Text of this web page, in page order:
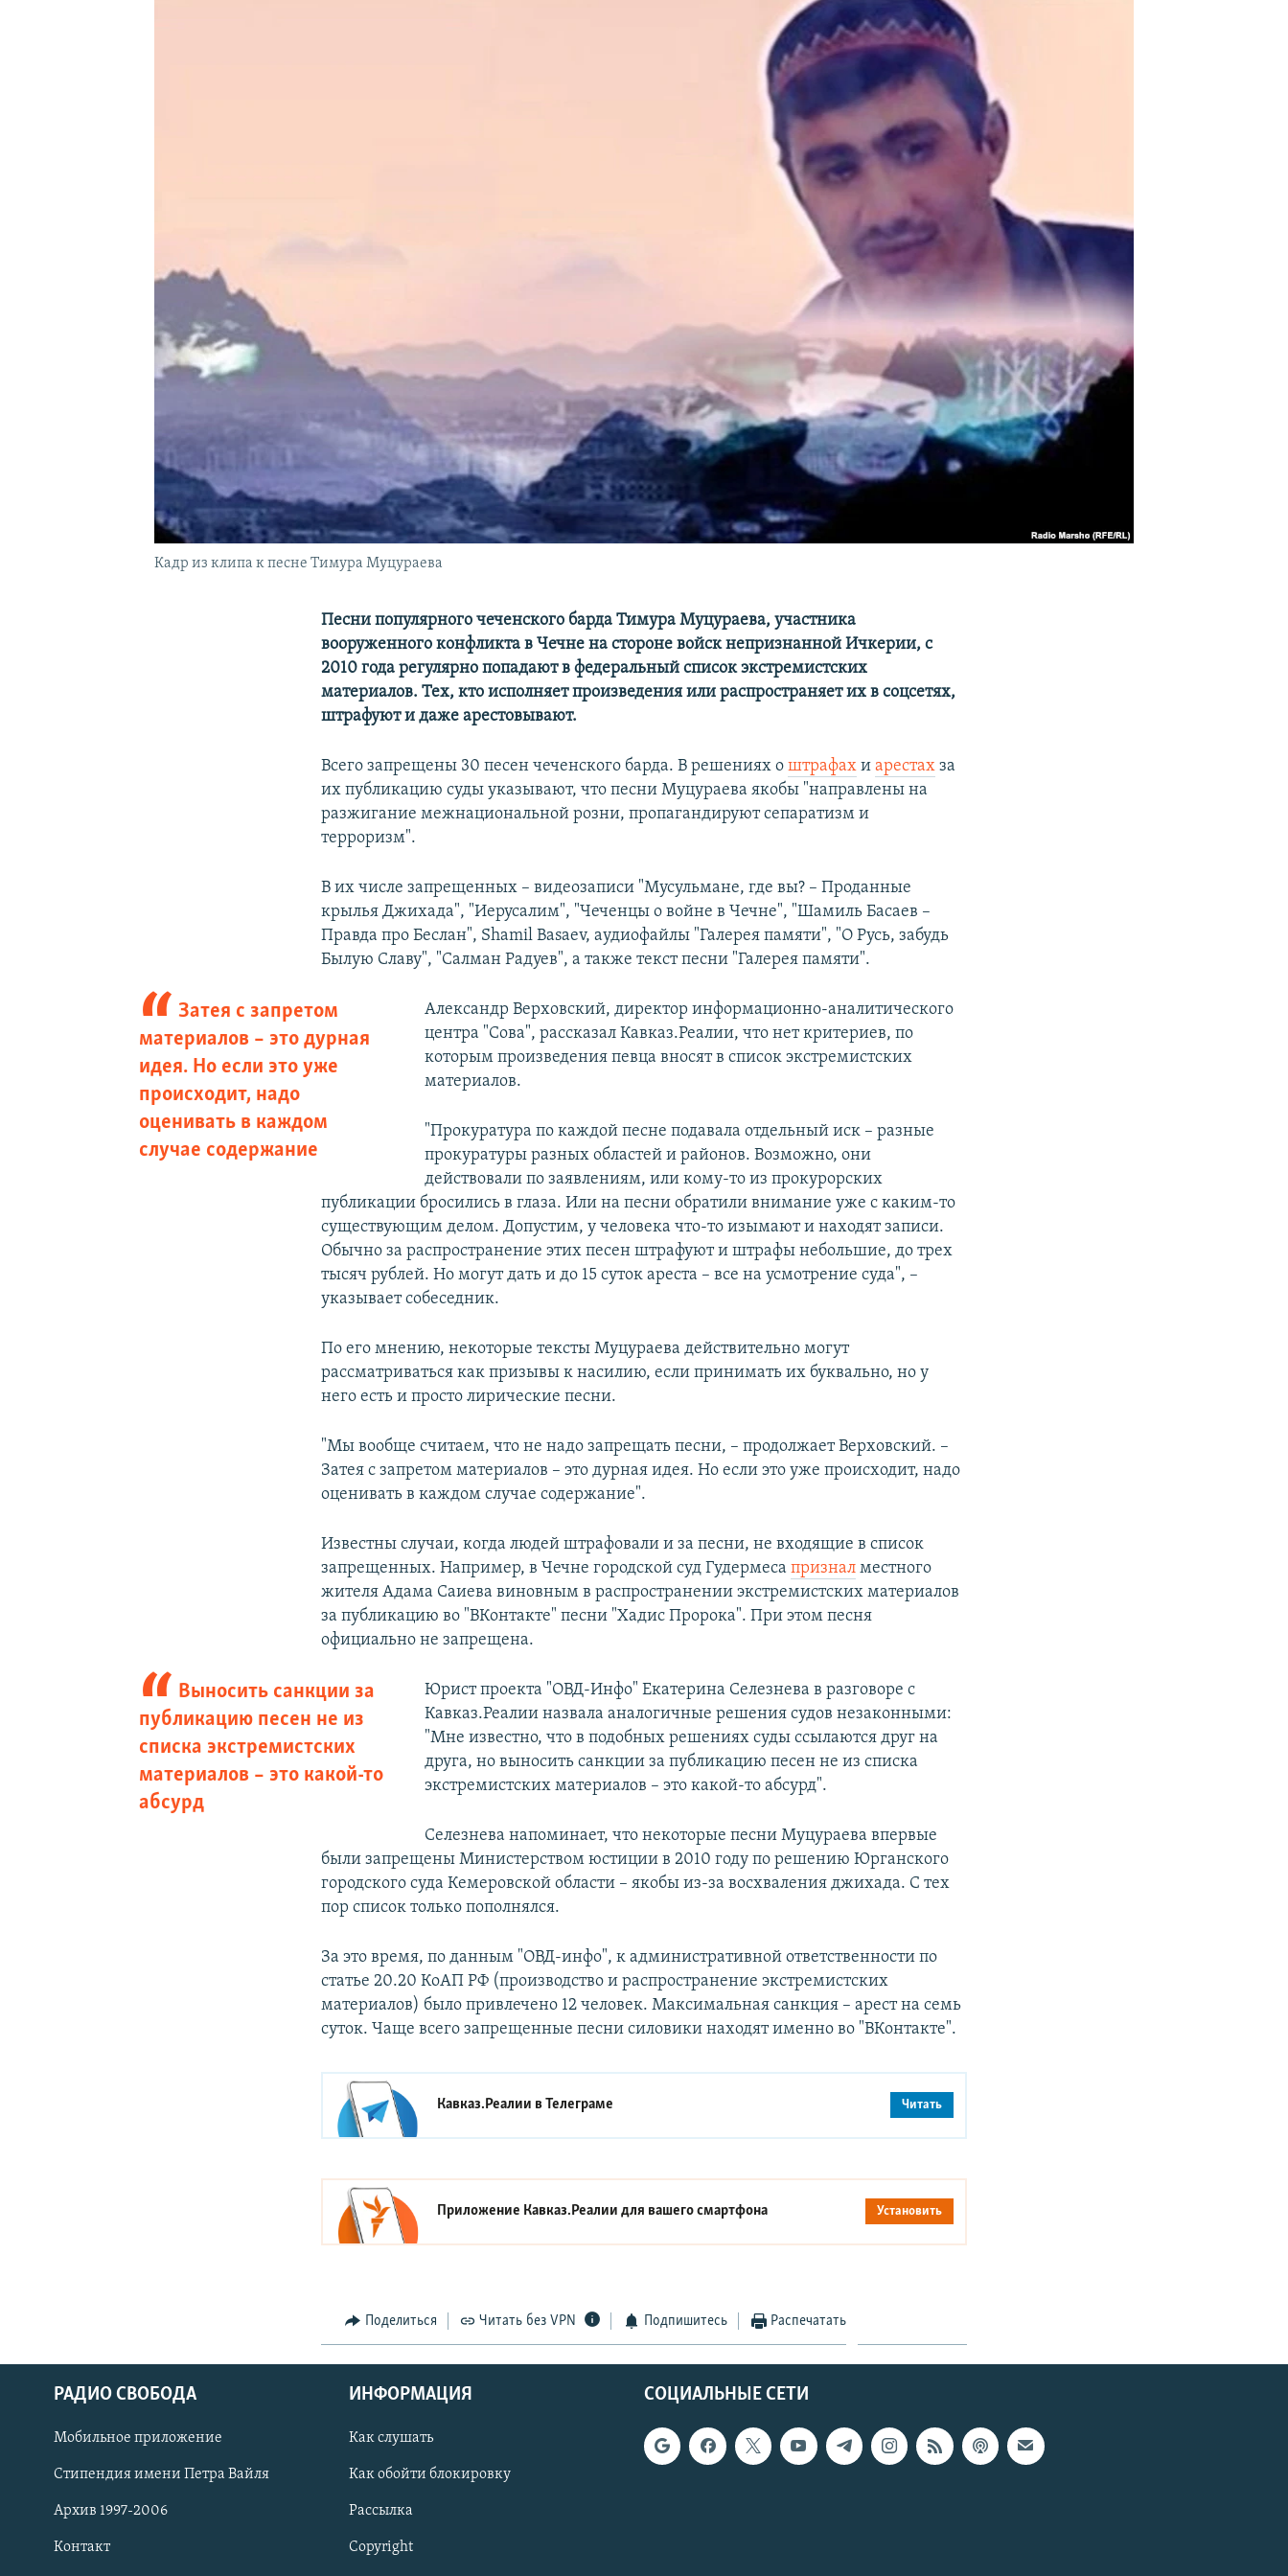
СОЦИАЛЬНЫЕ СЕТИ
Кадр из клипа к песне Тимура Муцураева
Песни популярного чеченского барда Тимура Муцураева, участника
вооруженного конфликта в Чечне на стороне войск непризнанной Ичкерии, с
2010 года регулярно попадают в федеральный список экстремистских
материалов. Тех, кто исполняет произведения или распространяет их в соцсетях,
штрафуют и даже арестовывают.
Всего запрещены 30 песен чеченского барда. В решениях оштрафах иарестах за
их публикацию суды указывают, что песни Муцураева якобы "направлены на
разжигание межнациональной розни, пропагандируют сепаратизм и
терроризм".
В их числе запрещенных – видеозаписи "Мусульмане, где вы? – Проданные
крылья Джихада", "Иерусалим", "Чеченцы о войне в Чечне", "Шамиль Басаев –
Правда про Беслан", Shamil Basaev, аудиофайлы "Галерея памяти", "О Русь, забудь
Былую Славу", "Салман Радуев", а также текст песни "Галерея памяти".
Затея с запретом
материалов – это дурная
идея. Но если это уже
происходит, надо
оценивать в каждом
случае содержание
Александр Верховский, директор информационно-аналитического
центра "Сова", рассказал Кавказ.Реалии, что нет критериев, по
которым произведения певца вносят в список экстремистских
материалов.
"Прокуратура по каждой песне подавала отдельный иск – разные
прокуратуры разных областей и районов. Возможно, они
действовали по заявлениям, или кому-то из прокурорских
публикации бросились в глаза. Или на песни обратили внимание уже с каким-то
существующим делом. Допустим, у человека что-то изымают и находят записи.
Обычно за распространение этих песен штрафуют и штрафы небольшие, до трех
тысяч рублей. Но могут дать и до 15 суток ареста – все на усмотрение суда", –
указывает собеседник.
По его мнению, некоторые тексты Муцураева действительно могут
рассматриваться как призывы к насилию, если принимать их буквально, но у
него есть и просто лирические песни.
"Мы вообще считаем, что не надо запрещать песни, – продолжает Верховский. –
Затея с запретом материалов – это дурная идея. Но если это уже происходит, надо
оценивать в каждом случае содержание".
Известны случаи, когда людей штрафовали и за песни, не входящие в список
запрещенных. Например, в Чечне городской суд Гудермесапризнал местного
жителя Адама Саиева виновным в распространении экстремистских материалов
за публикацию во "ВКонтакте" песни "Хадис Пророка". При этом песня
официально не запрещена.
Выносить санкции за
публикацию песен не из
списка экстремистских
материалов – это какой-то
абсурд
Юрист проекта "ОВД-Инфо" Екатерина Селезнева в разговоре с
Кавказ.Реалии назвала аналогичные решения судов незаконными:
"Мне известно, что в подобных решениях суды ссылаются друг на
друга, но выносить санкции за публикацию песен не из списка
экстремистских материалов – это какой-то абсурд".
Селезнева напоминает, что некоторые песни Муцураева впервые
были запрещены Министерством юстиции в 2010 году по решению Юрганского
городского суда Кемеровской области – якобы из-за восхваления джихада. С тех
пор список только пополнялся.
За это время, по данным "ОВД-инфо", к административной ответственности по
статье 20.20 КоАП РФ (производство и распространение экстремистских
материалов) было привлечено 12 человек. Максимальная санкция – арест на семь
суток. Чаще всего запрещенные песни силовики находят именно во "ВКонтакте".
Кавказ.Реалии вТелеграме Читать
Приложение Кавказ.Реалии для вашего смартфона Установить
Поделиться Читать без VPN Подпишитесь Распечатать
СОЦИАЛЬНЫЕ СЕТИ
РАДИО СВОБОДА
Мобильное приложение
Стипендия имени Петра Вайля
Архив 1997-2006
Контакт
ИНФОРМАЦИЯ
Как слушать
Как обойти блокировку
Рассылка
Copyright